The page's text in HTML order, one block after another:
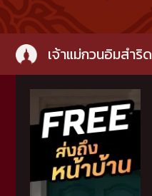
เจ้าแม่กวนอิมสำริด